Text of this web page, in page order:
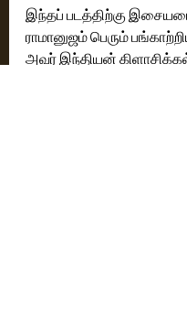
இந்தப் படத்திற்கு
ராமானுஜம் பெரும்
அவர் இந்தியன்